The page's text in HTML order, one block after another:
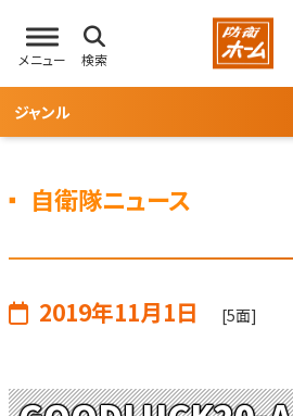
メニュー 検索
ジャンル
自衛隊ニュース
2019年11月1日 [5面]